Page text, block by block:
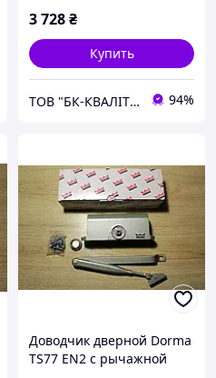
3 728₴
Купить
ТОВ "БК-КВАЛІТЄТ" 94%
Доводчик дверной Dorma
TS77 EN2 c рычажной